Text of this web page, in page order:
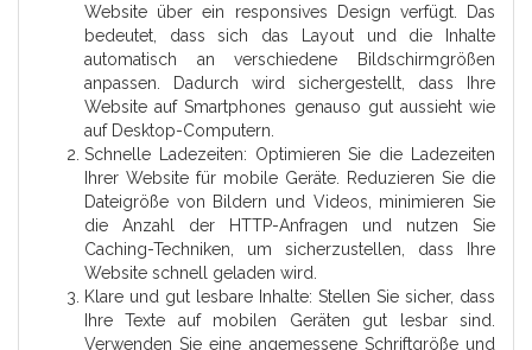
Website über ein responsives Design verfügt. Das
bedeutet, dass sich das Layout und die Inhalte
automatisch an verschiedene Bildschirmgrößen
anpassen. Dadurch wird sichergestellt, dass Ihre
Website auf Smartphones genauso gut aussieht wie
auf Desktop-Computern.
Schnelle Ladezeiten: Optimieren Sie die Ladezeiten
Ihrer Website für mobile Geräte. Reduzieren Sie die
Dateigröße von Bildern und Videos, minimieren Sie
die Anzahl der HTTP-Anfragen und nutzen Sie
Caching-Techniken, um sicherzustellen, dass Ihre
Website schnell geladen wird.
Klare und gut lesbare Inhalte: Stellen Sie sicher, dass
Ihre Texte auf mobilen Geräten gut lesbar sind.
Verwenden Sie eine angemessene Schriftgröße und